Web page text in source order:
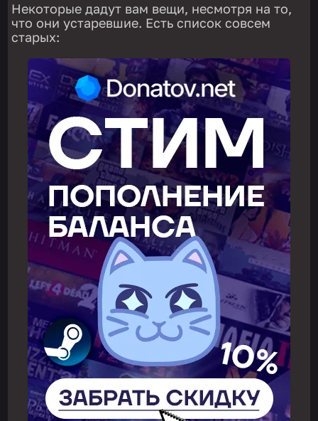
Некоторые дадут вам вещи, несмотря на то,
что они устаревшие. Есть список совсем
старых: